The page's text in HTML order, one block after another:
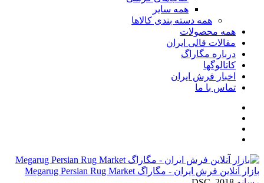
همه سایر
همه دسته بندی کالاها
همه محصولات
مقالات قالی ایران
درباره مگاراگ
کاتالوگها
اخبار فرش ایران
تماس با ما
بازار آنلاین فرش ایران - مگاراگ Megarug Persian Rug Market